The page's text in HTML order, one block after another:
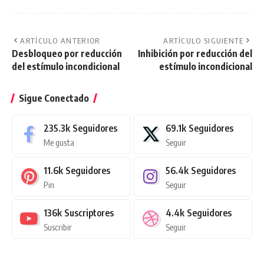
ARTÍCULO ANTERIOR
Desbloqueo por reducción
del estímulo incondicional
ARTÍCULO SIGUIENTE
Inhibición por reducción del
estímulo incondicional
Sigue Conectado
235.3k Seguidores
Me gusta
69.1k Seguidores
Seguir
11.6k Seguidores
Pin
56.4k Seguidores
Seguir
136k Suscriptores
Suscribir
4.4k Seguidores
Seguir